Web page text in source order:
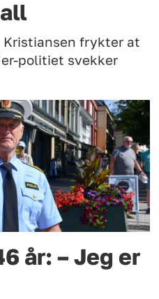
Kristiansen frykter at
politiet svekker
år: – Jeg er